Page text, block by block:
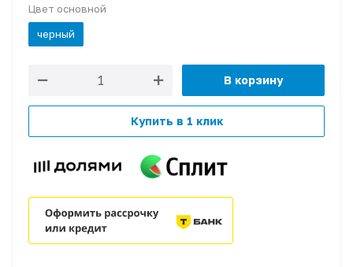
Цвет основной
черный
В корзину
Купить в 1 клик